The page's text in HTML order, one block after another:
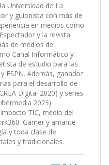
Universidad de La
y guionista con más de
en medios como
y la revista
de medios de
Canal Informático y
de estudio para las
ESPN. Además, ganador
para el desarrollo de
Digital 2020) y series
2023).
TIC, medio del
Gamer y amante
y toda clase de
y tradicionales.